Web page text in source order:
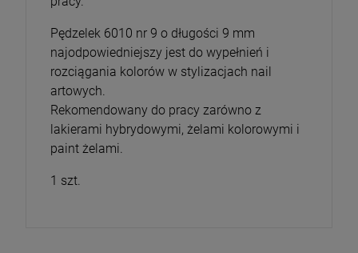
Pędzelek 6010 nr 9 o długości 9 mm
najodpowiedniejszy jest do wypełnień i
rozciągania kolorów w stylizacjach nail
artowych.
Rekomendowany do pracy zarówno z
lakierami hybrydowymi, żelami kolorowymi i
paint żelami.
1 szt.